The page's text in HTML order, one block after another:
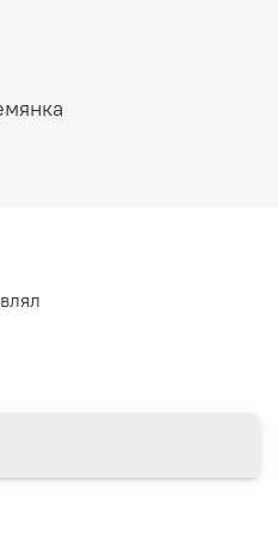
и упростите свою жизнь!